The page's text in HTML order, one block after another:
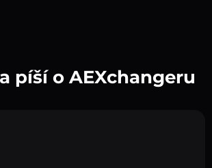
píší o AEXchangeru